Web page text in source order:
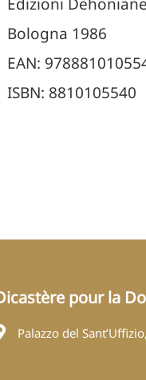
Bologna 1986
EAN:
ISBN: 8810105540
pour la
Palazzo del